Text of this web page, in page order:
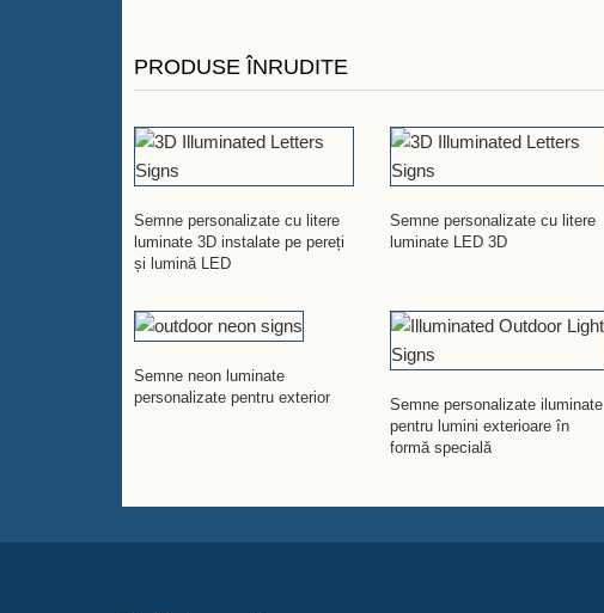
PRODUSE ÎNRUDITE
Semne personalizate cu litere
luminate 3D instalate pe pereți
și lumină LED
Semne personalizate cu litere
luminate LED 3D
Semne neon luminate
personalizate pentru exterior
Semne personalizate iluminate
pentru lumini exterioare în
formă specială